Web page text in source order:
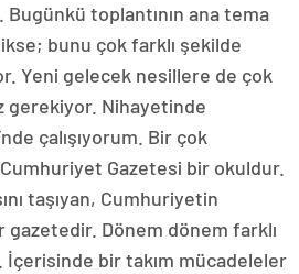
toplantının ana tema
bunu çok farklı şekilde
Yeni gelecek nesillere de çok
gerekiyor. Nihayetinde
çalışıyorum. Bir çok
Gazetesi bir okuldur.
taşıyan, Cumhuriyetin
Dönem dönem farklı
bir takım mücadeleler